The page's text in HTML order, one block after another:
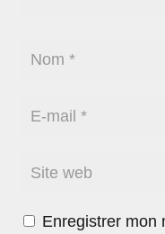
Enregistrer mon